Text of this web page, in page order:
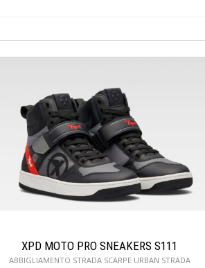
XPD MOTO PRO SNEAKERS S111
ABBIGLIAMENTO STRADA SCARPE URBAN STRADA